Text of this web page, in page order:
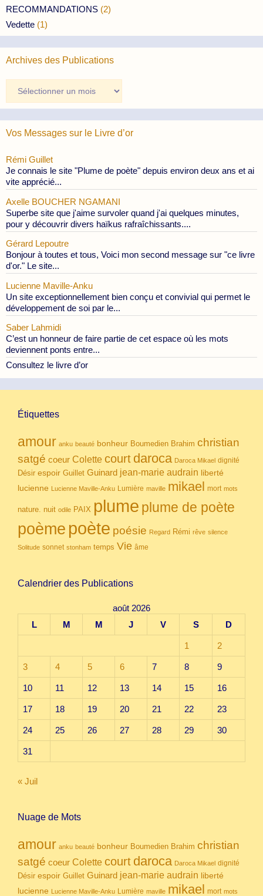
RECOMMANDATIONS (2)
Vedette (1)
Archives des Publications
des
Publications
Vos Messages sur le Livre d’or
Rémi Guillet
Je connais le site "Plume de poète" depuis environ deux ans et ai
vite apprécié...
Axelle BOUCHER NGAMANI
Superbe site que j'aime survoler quand j'ai quelques minutes,
pour y découvrir divers haïkus rafraîchissants....
Gérard Lepoutre
Bonjour à toutes et tous, Voici mon second message sur "ce livre
d'or." Le site...
Lucienne Maville-Anku
Un site exceptionnellement bien conçu et convivial qui permet le
développement de soi par le...
Saber Lahmidi
C’est un honneur de faire partie de cet espace où les mots
deviennent ponts entre...
Consultez le livre d’or
Étiquettes
amour anku beauté bonheur Boumedien Brahim christian
satgé coeur Colette court daroca Daroca Mikael dignité
Désir espoir Guillet Guinard jean-marie audrain liberté
lucienne Lucienne Maville-Anku Lumière maville mikael mort mots
nature. nuit odile PAIX plume plume de poète
poème poète poésie Regard Rémi rêve silence
Solitude sonnet stonham temps Vie âme
Calendrier des Publications
août 2026
L
M M J V S D
1 2
3 4 5 6 7 8 9
10 11 12 13 14 15 16
17 18 19 20 21 22 23
24 25 26 27 28 29 30
31
« Juil
Nuage de Mots
amour anku beauté bonheur Boumedien Brahim christian
satgé coeur Colette court daroca Daroca Mikael dignité
Désir espoir Guillet Guinard jean-marie audrain liberté
lucienne Lucienne Maville-Anku Lumière maville mikael mort mots